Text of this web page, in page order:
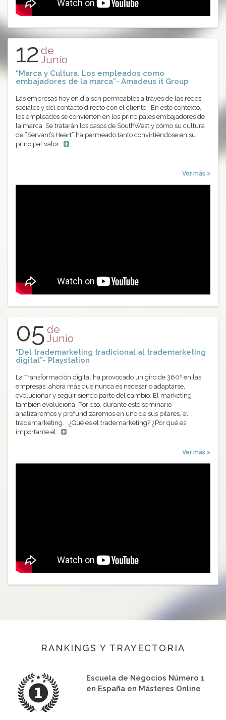
12 de
Junio
“Marca y Cultura. Los empleados como
embajadores de la marca”- Amadeus it Group
Las empresas hoy en día son permeables a través de las redes
sociales y del contacto directo con el cliente. En este contexto,
los empleados se convierten en los principales embajadores de
la marca. Se tratarán los casos de SouthWest y cómo su cultura
de “Servant’s Heart” ha permeado tanto convirtiéndose en su
principal valor…
Ver más
05 de
Junio
“Del trademarketing tradicional al trademarketing
digital”- Playstation
La Transformación digital ha provocado un giro de 360º en las
empresas; ahora más que nunca es necesario adaptarse,
evolucionar y seguir siendo parte del cambio. El marketing
también evoluciona. Por eso, durante este seminario
analizaremos y profundizaremos en uno de sus pilares, el
trademarketing. ¿Qué es el trademarketing? ¿Por qué es
importante el…
Ver más
RANKINGS Y TRAYECTORIA
Escuela de Negocios Número 1
en España en Másteres Online